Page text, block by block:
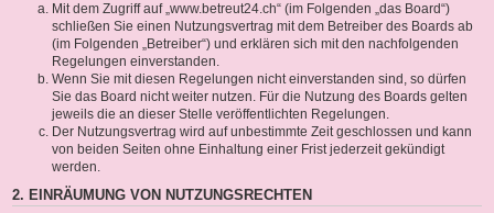
Mit dem Zugriff auf „www.betreut24.ch“ (im Folgenden „das Board“)
schließen Sie einen Nutzungsvertrag mit dem Betreiber des Boards ab
(im Folgenden „Betreiber“) und erklären sich mit den nachfolgenden
Regelungen einverstanden.
Wenn Sie mit diesen Regelungen nicht einverstanden sind, so dürfen
Sie das Board nicht weiter nutzen. Für die Nutzung des Boards gelten
jeweils die an dieser Stelle veröffentlichten Regelungen.
Der Nutzungsvertrag wird auf unbestimmte Zeit geschlossen und kann
von beiden Seiten ohne Einhaltung einer Frist jederzeit gekündigt
werden.
2. EINRÄUMUNG VON NUTZUNGSRECHTEN